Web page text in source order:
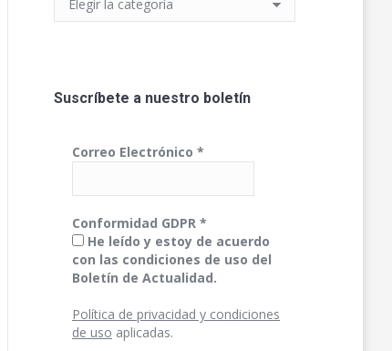
Suscríbete a nuestro boletín
Correo Electrónico *
Conformidad GDPR *
He leído y estoy de acuerdo
con las condiciones de uso del
Boletín de Actualidad.
Política de privacidad y condiciones
de uso aplicadas.